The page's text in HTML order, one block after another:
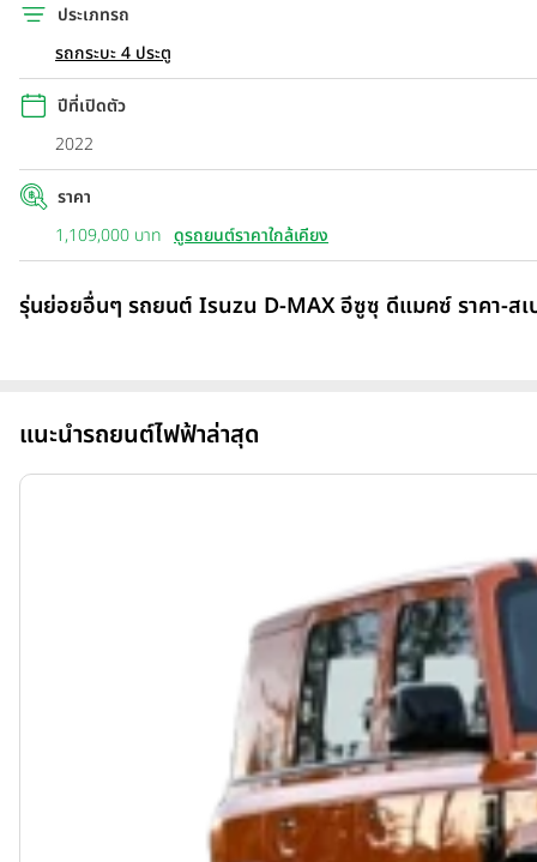
ประเภทรถ
รถกระบะ 4 ประตู
ปีที่เปิดตัว
2022
ราคา
1,109,000 บาท ดูรถยนต์ราคาใกล้เคียง
รุ่นย่อยอื่นๆ รถยนต์ Isuzu D-MAX อีซูซุ ดีแมคซ์ ราคา-สเ
แนะนำรถยนต์ไฟฟ้าล่าสุด